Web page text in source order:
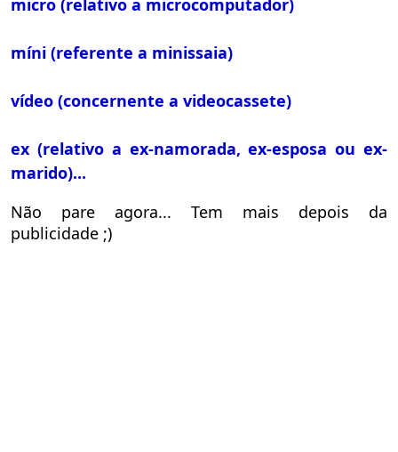
micro (relativo a microcomputador)
míni (referente a minissaia)
vídeo (concernente a videocassete)
ex (relativo a ex-namorada, ex-esposa ou ex-
marido)...
Não pare agora... Tem mais depois da
publicidade ;)